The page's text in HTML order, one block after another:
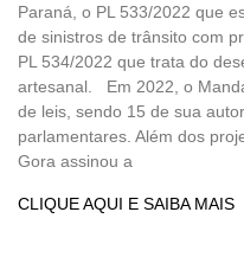
Paraná, o PL 533/2022 que
de sinistros de trânsito com
PL 534/2022 que trata do
artesanal. Em 2022, o
de leis, sendo 15 de sua
parlamentares. Além dos
Gora assinou a
CLIQUE AQUI E SAIBA MAIS